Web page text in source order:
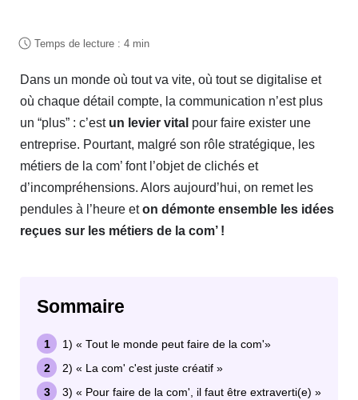
Dans un monde où tout va vite, où tout se digitalise et
où chaque détail compte, la communication n’est plus
un “plus” : c’est un levier vital pour faire exister une
entreprise. Pourtant, malgré son rôle stratégique, les
métiers de la com’ font l’objet de clichés et
d’incompréhensions. Alors aujourd’hui, on remet les
pendules à l’heure eton démonte ensemble les idées
reçues sur les métiers de la com’ !
Sommaire
1) « Tout le monde peut faire de la com'»
2) « La com' c'est juste créatif »
3) « Pour faire de la com', il faut être extraverti(e) »